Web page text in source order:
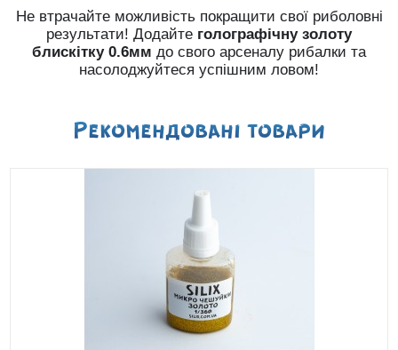
Не втрачайте можливість покращити свої риболовні
результати! Додайте голографічну золоту
блискітку 0.6мм до свого арсеналу рибалки та
насолоджуйтеся успішним ловом!
Рекомендованi товари